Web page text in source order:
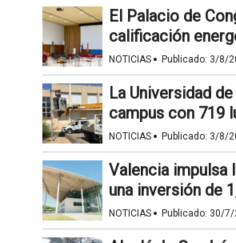
El Palacio de
calificación
NOTICIAS · Publicado: 3/8/
La Universidad
campus con 719
NOTICIAS · Publicado: 3/8/
Valencia impulsa
una inversión de
NOTICIAS · Publicado: 30/7/